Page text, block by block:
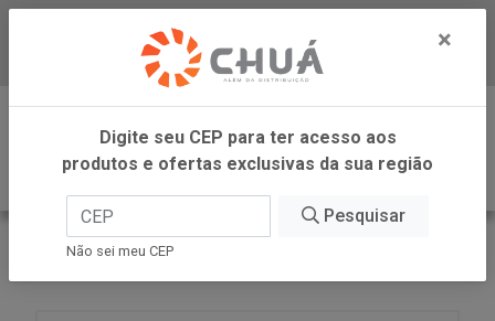
Baixe já nosso APP
0
INÍCIO
DORI - ATACADO
×
Digite seu CEP para ter acesso aos
produtos e ofertas exclusivas da sua região
Pesquisar
Não sei meu CEP